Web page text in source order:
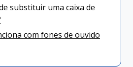
substituir uma caixa de
com fones de ouvido